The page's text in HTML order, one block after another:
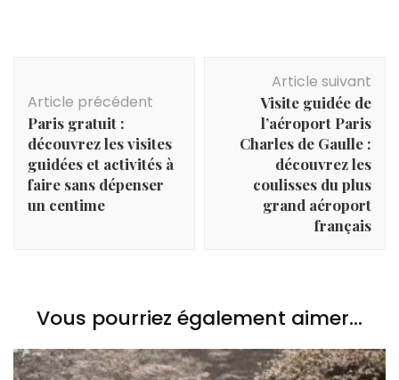
d'article
Article précédent
Paris gratuit :
découvrez les visites
guidées et activités à
faire sans dépenser
un centime
Article suivant
Visite guidée de
l’aéroport Paris
Charles de Gaulle :
découvrez les
coulisses du plus
grand aéroport
français
Vous pourriez également aimer...